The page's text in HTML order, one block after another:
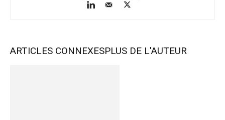
ARTICLES CONNEXESPLUS DE L'AUTEUR